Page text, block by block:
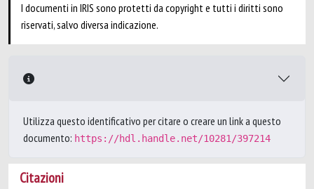
I documenti in IRIS sono protetti da copyright e tutti i diritti sono
riservati, salvo diversa indicazione.
Utilizza questo identificativo per citare o creare un link a questo
documento: https://hdl.handle.net/10281/397214
Citazioni